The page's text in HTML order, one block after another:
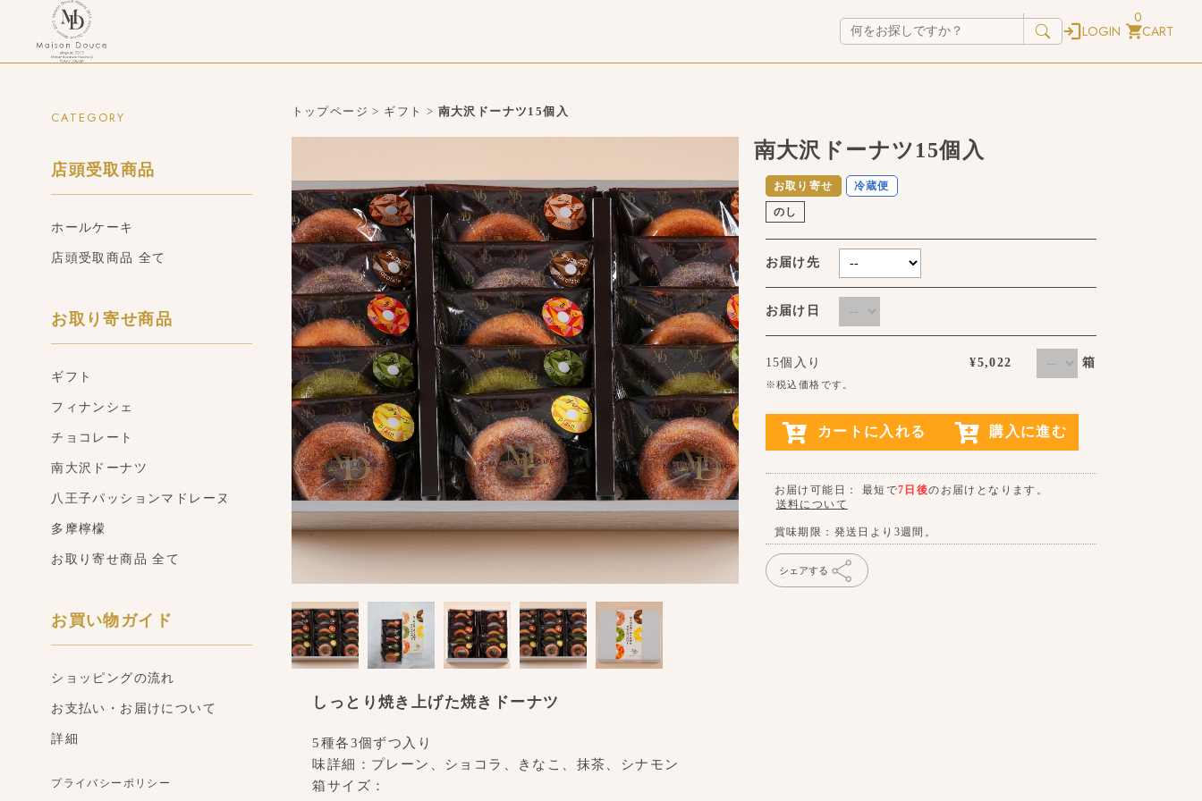
LOGIN CART
0
CATEGORY
店頭受取商品
ホールケーキ
店頭受取商品 全て
お取り寄せ商品
ギフト
フィナンシェ
チョコレート
南大沢ドーナツ
八王子パッションマドレーヌ
多摩檸檬
お取り寄せ商品 全て
お買い物ガイド
ショッピングの流れ
お支払い・お届けについて
詳細
プライバシーポリシー
トップページ > ギフト > 南大沢ドーナツ15個入
南大沢ドーナツ15個入
お取り寄せ 冷蔵便
のし
お届け先
お届け日
15個入り ¥5,022 箱
※税込価格です。
カートに入れる 購入に進む
お届け可能日： 最短で7日後のお届けとなります。
送料について
賞味期限：発送日より3週間。
シェアする
しっとり焼き上げた焼きドーナツ
5種各3個ずつ入り
味詳細：プレーン、ショコラ、きなこ、抹茶、シナモン
箱サイズ：